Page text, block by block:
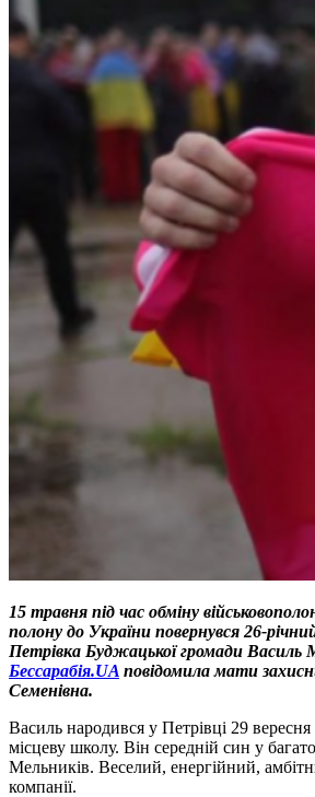
15 травня під час обміну
полону до України повернувся 26-
Петрівка Буджацької громади Василь
Бессарабія.UA повідомила мати
Семенівна.
Василь народився у Петрівці 29 вересня
місцеву школу. Він середній син у
Мельників. Веселий, енергійний,
компанії.